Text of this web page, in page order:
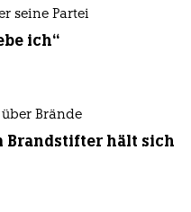
seine Partei
ich“
Brände
Brandstifter hält sich